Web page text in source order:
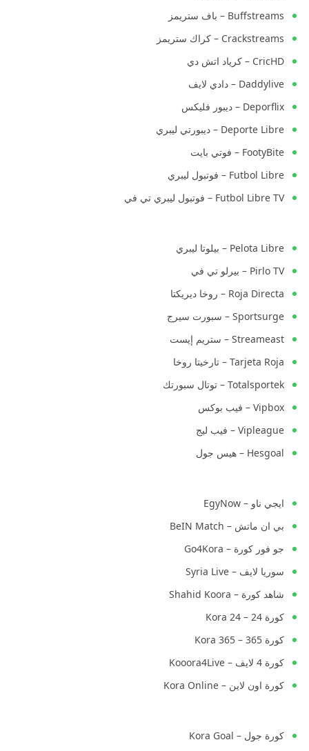
Buffstreams – باف ستريمز
Crackstreams – كراك ستريمز
CricHD – كرياد اتش دي
Daddylive – دادي لايف
Deporflix – ديبور فليكس
Deporte Libre – ديبورتي ليبري
FootyBite – فوتي بايت
Futbol Libre – فوتبول ليبري
Futbol Libre TV – فوتبول ليبري تي في
Pelota Libre – بيلوتا ليبري
Pirlo TV – بيرلو تي في
Roja Directa – روخا ديريكتا
Sportsurge – سبورت سيرج
Streameast – ستريم إيست
Tarjeta Roja – تارخيتا روخا
Totalsportek – توتال سبورتك
Vipbox – فيب بوكس
Vipleague – فيب ليج
Hesgoal – هيس جول
ايجي ناو – EgyNow
بي ان ماتش – BeIN Match
جو فور كورة – Go4Kora
سوريا لايف – Syria Live
شاهد كورة – Shahid Koora
كورة 24 – Kora 24
كورة 365 – Kora 365
كورة 4 لايف – Kooora4Live
كورة اون لاين – Kora Online
كورة جول – Kora Goal